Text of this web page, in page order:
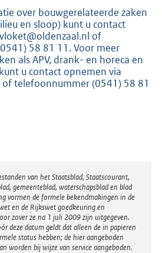
over bouwgerelateerde zaken
en sloop) kunt u contact
of
58 81 11. Voor meer
als APV, drank- en horeca en
u contact opnemen via
telefoonnummer (0541) 58 81
van het Staatsblad, Staatscourant,
gemeenteblad, waterschapsblad en blad
vormen de formele bekendmakingen in de
en de Rijkswet goedkeuring en
zover ze na 1 juli 2009 zijn uitgegeven.
deze datum geldt dat alleen de in papieren
status hebben; de hier aangeboden
worden bij wijze van service aangeboden.